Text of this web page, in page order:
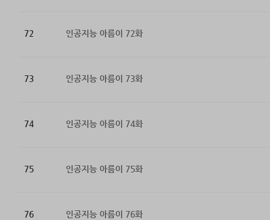
72 인공지능 아름이 72화
73 인공지능 아름이 73화
74 인공지능 아름이 74화
75 인공지능 아름이 75화
76 인공지능 아름이 76화